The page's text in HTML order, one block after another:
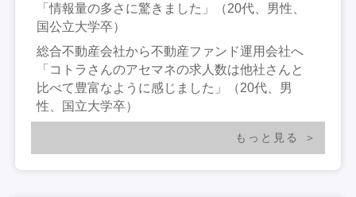
「情報量の多さに驚きました」（20代、男性、
国公立大学卒）
総合不動産会社から不動産ファンド運用会社へ
「コトラさんのアセマネの求人数は他社さんと
比べて豊富なように感じました」（20代、男
性、国立大学卒）
もっと見る